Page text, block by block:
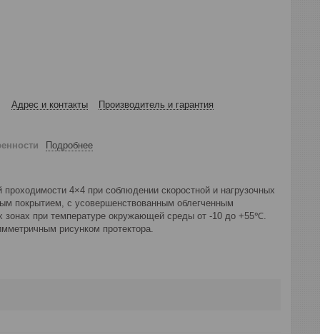
Адрес и контакты Производитель и гарантия
Подробнее
4×4 при соблюдении скоростной и нагрузочных
покрытием, с усовершенствованным облегченным
зонах при температуре окружающей среды от -10 до +55℃.
рисунком протектора.